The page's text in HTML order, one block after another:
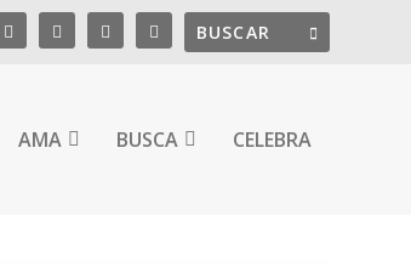
AMA BUSCA CELEBRA